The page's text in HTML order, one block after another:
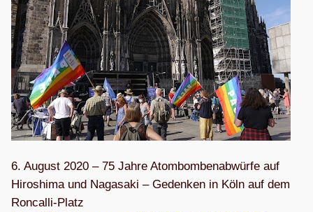
6. August 2020 – 75 Jahre Atom­bom­ben­ab­würfe auf
Hiro­shima und Naga­saki – Geden­ken in Köln auf dem
Ron­calli-Platz